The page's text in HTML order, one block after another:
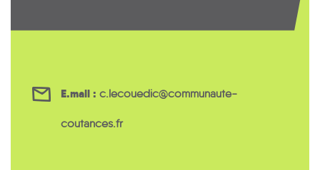
E.mail : c.lecouedic@communaute-
coutances.fr